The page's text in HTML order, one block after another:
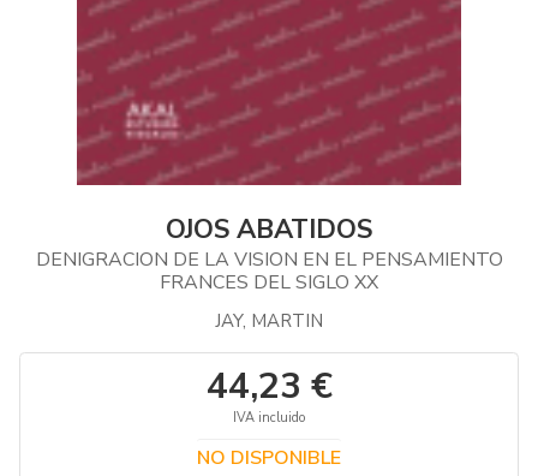
OJOS ABATIDOS
DENIGRACION DE LA VISION EN EL PENSAMIENTO
FRANCES DEL SIGLO XX
JAY, MARTIN
44,23 €
IVA incluido
NO DISPONIBLE